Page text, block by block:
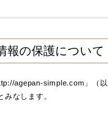
報の保護について
agepan-simple.com」（
みなします。